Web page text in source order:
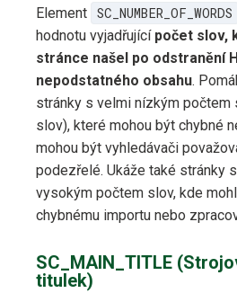
Element SC_NUMBER_OF_WORDS
hodnotu vyjadřující počet slov,
stránce našel po odstranění
nepodstatného obsahu.
stránky s velmi nízkým počtem
slov), které mohou být chybné
mohou být vyhledávači
podezřelé. Ukáže také stránky
vysokým počtem slov, kde
chybnému importu nebo
SC_MAIN_TITLE
titulek)